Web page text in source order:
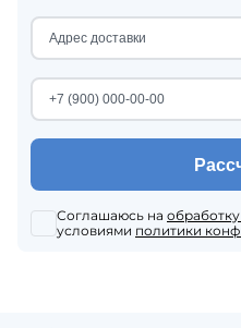
Соглашаюсь на
условиями политики